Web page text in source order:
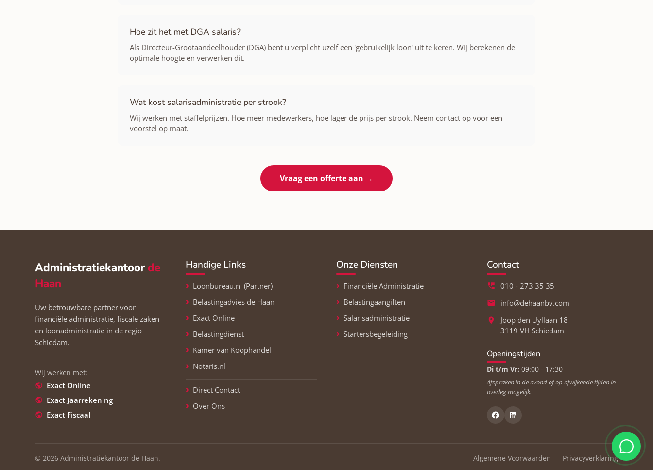
Hoe zit het met DGA salaris?
Als Directeur-Grootaandeelhouder (DGA) bent u verplicht uzelf een 'gebruikelijk loon' uit te keren. Wij berekenen de
optimale hoogte en verwerken dit.
Wat kost salarisadministratie per strook?
Wij werken met staffelprijzen. Hoe meer medewerkers, hoe lager de prijs per strook. Neem contact op voor een
voorstel op maat.
Vraag een offerte aan →
Administratiekantoorde
Haan
Uw betrouwbare partner voor
financiële administratie, fiscale zaken
en loonadministratie in de regio
Schiedam.
Wij werken met:
Exact Online
Exact Jaarrekening
Exact Fiscaal
Handige Links
Loonbureau.nl (Partner)
Belastingadvies de Haan
Exact Online
Belastingdienst
Kamer van Koophandel
Notaris.nl
Direct Contact
Over Ons
Onze Diensten
Financiële Administratie
Belastingaangiften
Salarisadministratie
Startersbegeleiding
Contact
010 - 273 35 35
info@dehaanbv.com
Joop den Uyllaan 18
3119 VH Schiedam
Openingstijden
Di t/m Vr: 09:00 - 17:30
Afspraken in de avond of op afwijkende tijden in
overleg mogelijk.
© 2026 Administratiekantoor de Haan. Algemene Voorwaarden Privacyverklaring